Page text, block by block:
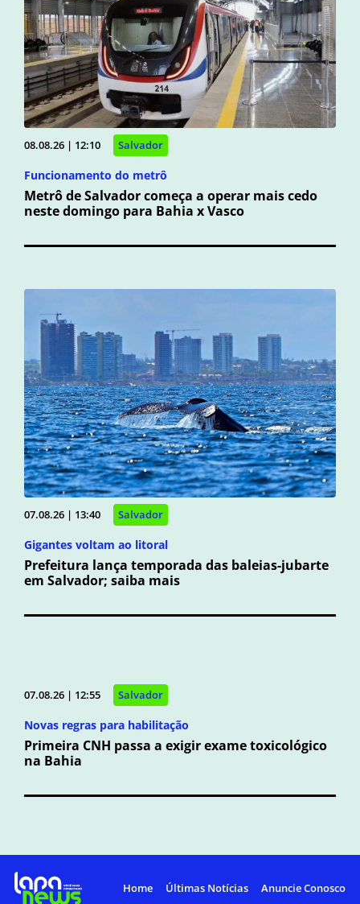
08.08.26 | 12:10 Salvador
Funcionamento do metrô
Metrô de Salvador começa a operar mais cedo
neste domingo para Bahia x Vasco
07.08.26 | 13:40 Salvador
Gigantes voltam ao litoral
Prefeitura lança temporada das baleias-jubarte
em Salvador; saiba mais
07.08.26 | 12:55 Salvador
Novas regras para habilitação
Primeira CNH passa a exigir exame toxicológico
na Bahia
Home Últimas Notícias Anuncie Conosco